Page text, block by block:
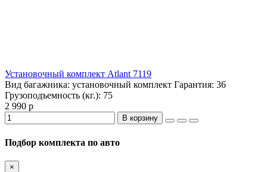
Установочный комплект Atlant 7119
Вид багажника: установочный комплект Гарантия: 36
Грузоподъемность (кг.): 75
2 990 р
В корзину
Подбор комплекта по авто
×